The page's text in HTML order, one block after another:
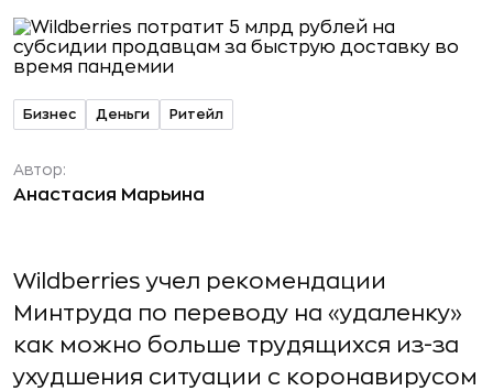
Бизнес Деньги Ритейл
Автор:
Анастасия Марьина
Wildberries учел рекомендации
Минтруда по переводу на «удаленку»
как можно больше трудящихся из-за
ухудшения ситуации с коронавирусом